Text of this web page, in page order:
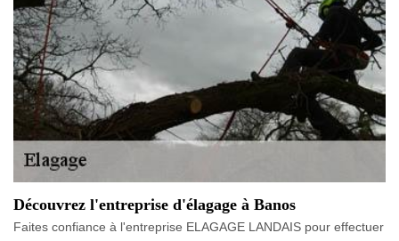
Découvrez l'entreprise d'élagage à Banos
Faites confiance à l'entreprise ELAGAGE LANDAIS pour effectuer